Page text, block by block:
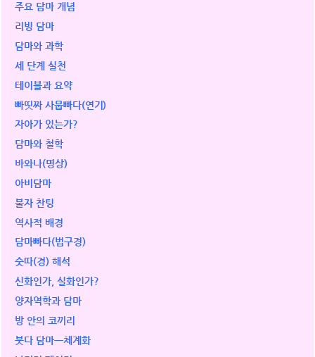
주요 담마 개념
리빙 담마
담마와 과학
세 단계 실천
테이블과 요약
빠띳짜 사뭅빠다(연기)
자아가 있는가?
담마와 철학
바와나(명상)
아비담마
불자 찬팅
역사적 배경
담마빠다(법구경)
숫따(경) 해석
신화인가, 실화인가?
양자역학과 담마
방 안의 코끼리
붓다 담마ㅡ체계화